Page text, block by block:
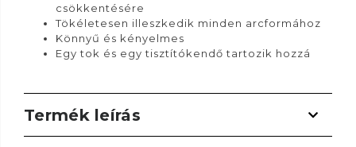
csökkentésére
Tökéletesen illeszkedik minden arcformához
Könnyű és kényelmes
Egy tok és egy tisztítókendő tartozik hozzá
Termék leírás